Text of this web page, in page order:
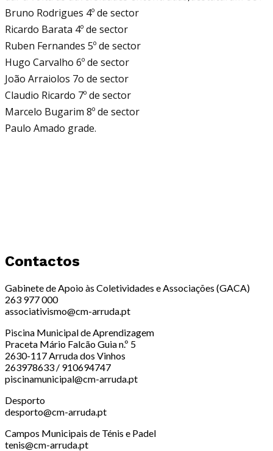
Bruno Rodrigues 4º de sector
Ricardo Barata 4º de sector
Ruben Fernandes 5º de sector
Hugo Carvalho 6º de sector
João Arraiolos 7o de sector
Claudio Ricardo 7º de sector
Marcelo Bugarim 8º de sector
Paulo Amado grade.
Contactos
Gabinete de Apoio às Coletividades e Associações (GACA)
263 977 000
associativismo@cm-arruda.pt
Piscina Municipal de Aprendizagem
Praceta Mário Falcão Guia n.º 5
2630-117 Arruda dos Vinhos
263978633 / 910694747
piscinamunicipal@cm-arruda.pt
Desporto
desporto@cm-arruda.pt
Campos Municipais de Ténis e Padel
tenis@cm-arruda.pt